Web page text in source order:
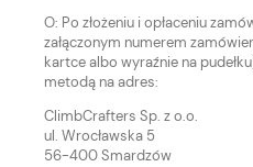
O: Po złożeniu i opłaceniu
załączonym numerem
kartce albo wyraźnie na
metodą na adres:
ClimbCrafters Sp. z o.o.
ul. Wrocławska 5
56-400 Smardzów